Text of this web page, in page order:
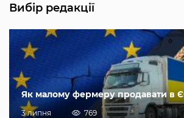
Вибір редакції
Як малому фермеру продавати в
3 липня 769